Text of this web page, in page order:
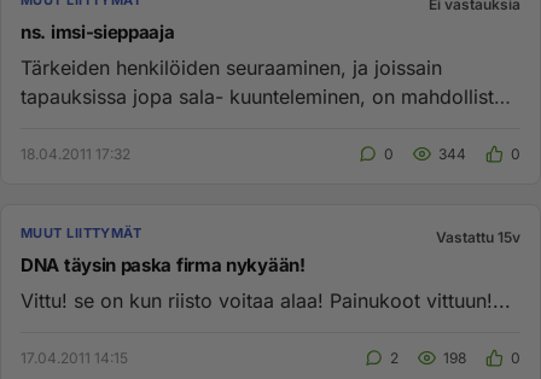
Ei vastauksia
ns. imsi-sieppaaja
Tärkeiden henkilöiden seuraaminen, ja joissain
tapauksissa jopa sala- kuunteleminen, on mahdollista,
18.04.2011 17:32 0 344 0
MUUT LIITTYMÄT Vastattu 15v
DNA täysin paska firma nykyään!
Vittu! se on kun riisto voitaa alaa! Painukoot vittuun!...
17.04.2011 14:15 2 198 0